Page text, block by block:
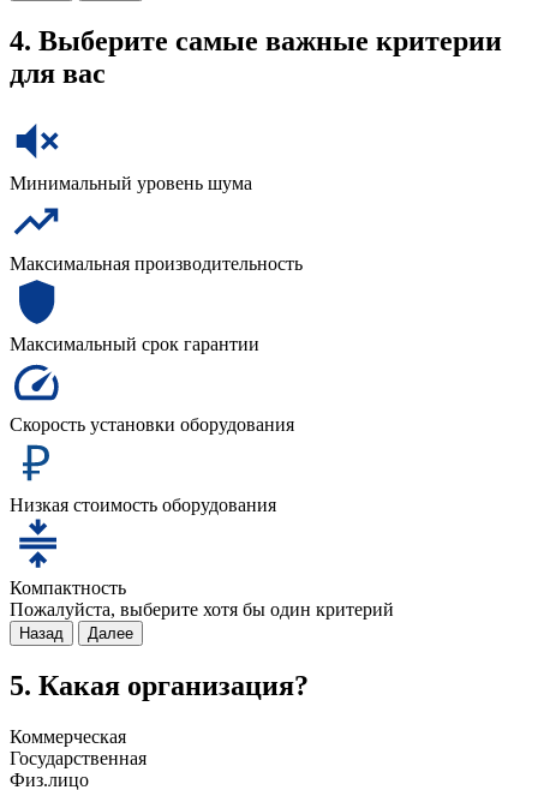
4. Выберите самые важные критерии
для вас
Минимальный уровень шума
Максимальная производительность
Максимальный срок гарантии
Скорость установки оборудования
Низкая стоимость оборудования
Компактность
Пожалуйста, выберите хотя бы один критерий
Назад Далее
5. Какая организация?
Коммерческая
Государственная
Физ.лицо